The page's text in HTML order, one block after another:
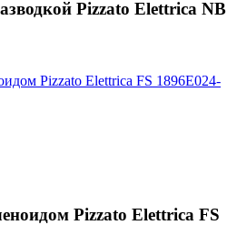
Pizzato Elettrica NB
Pizzato Elettrica FS